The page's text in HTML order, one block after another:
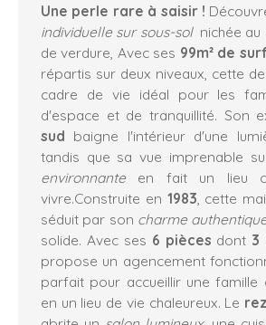
Une perle rare à saisir !
individuelle sur sous-sol nichée
de verdure, Avec ses 99m² de
répartis sur deux niveaux, cette
cadre de vie idéal pour les
d'espace et de tranquillité. Son
sud baigne l'intérieur d'une
tandis que sa vue imprenable
environnanteen fait un lieu
vivre.Construite en 1983 , cette
séduit par son charme
solide. Avec ses 6 pièces dont 3
propose un agencement
parfait pour accueillir une
en un lieu de vie chaleureux. Le